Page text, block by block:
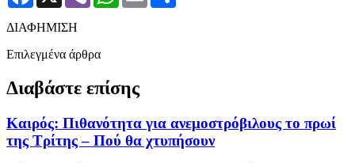
ΔΙΑΦΗΜΙΣΗ
Επιλεγμένα άρθρα
Διαβάστε επίσης
Καιρός: Πιθανότητα για ανεμοστρόβιλους το πρωί
της Τρίτης – Πού θα χτυπήσουν